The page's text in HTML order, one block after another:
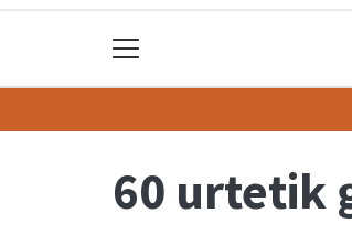
60 urtetik